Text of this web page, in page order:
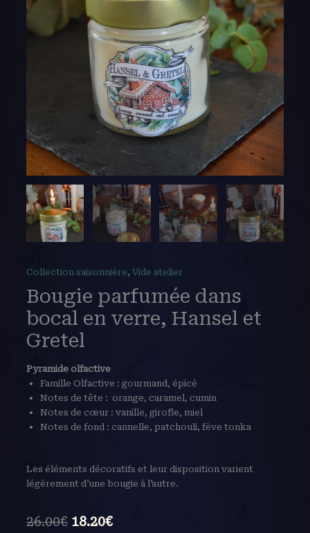
Collection saisonnière, Vide atelier
Bougie parfumée dans
bocal en verre, Hansel et
Gretel
Pyramide olfactive
Famille Olfactive : gourmand, épicé
Notes de tête : orange, caramel, cumin
Notes de cœur : vanille, girofle, miel
Notes de fond : cannelle, patchouli, fève tonka
Les éléments décoratifs et leur disposition varient
légèrement d’une bougie à l’autre.
26.00€ 18.20€